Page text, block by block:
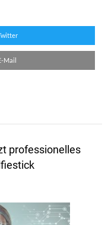
Mail
professionelles